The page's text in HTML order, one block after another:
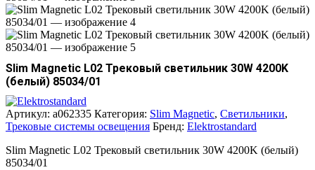
Slim Magnetic L02 Трековый светильник 30W 4200K
(белый) 85034/01
Артикул: a062335 Категория: Slim Magnetic, Светильники,
Трековые системы освещения Бренд: Elektrostandard
Slim Magnetic L02 Трековый светильник 30W 4200K (белый)
85034/01